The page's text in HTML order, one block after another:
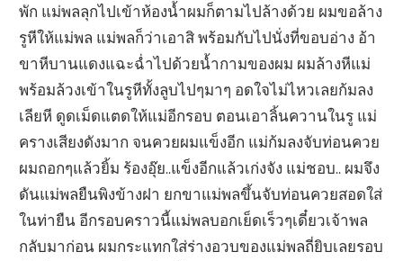
พัก แม่พลลุกไปเข้าห้องน้ำผมก็ตามไปล้างด้วย ผมขอล้าง
รูหีให้แม่พล แม่พลก็ว่าเอาสิ พร้อมกับไปนั่งที่ขอบอ่าง อ้า
ขาหีบานแดงแฉะฉ่ำไปด้วยน้ำกามของผม ผมล้างหีแม่
พร้อมล้วงเข้าในรูหีทั้งลูบไปๆมาๆ อดใจไม่ไหวเลยก้มลง
เลียหี ดูดเม็ดแตดให้แม่อีกรอบ ตอนเอาลิ้นควานในรู แม่
ครางเสียงดังมาก จนควยผมแข็งอีก แม่ก้มลงจับท่อนควย
ผมถอกๆแล้วยิ้ม ร้องอุ๊ย..แข็งอีกแล้วเก่งจัง แม่ชอบ.. ผมจึง
ดันแม่พลยืนพิงข้างฝา ยกขาแม่พลขึ้นจับท่อนควยสอดใส่
ในท่ายืน อีกรอบคราวนี้แม่พลบอกเย็ดเร็วๆเดี๋ยวเจ้าพล
กลับมาก่อน ผมกระแทกใส่ร่างอวบของแม่พลถี่ยิบเลยรอบ